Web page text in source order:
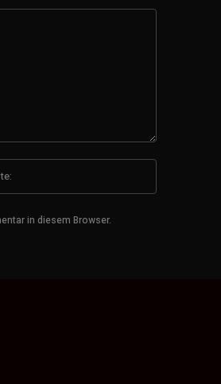
in diesem Browser.